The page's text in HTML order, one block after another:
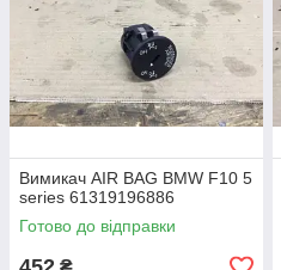
Вимикач AIR BAG BMW F10 5
series 61319196886
Готово до відправки